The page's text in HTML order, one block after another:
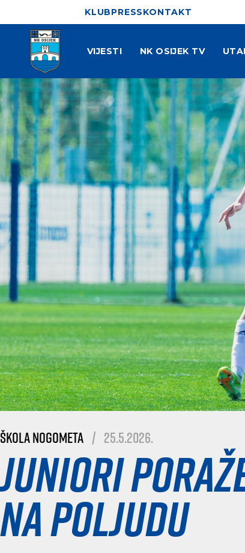
KLUBPRESSKONTAKT
VIJESTI NK OSIJEK TV
Škola nogometa | 25.5.2026.
Juniori
na Poljudu